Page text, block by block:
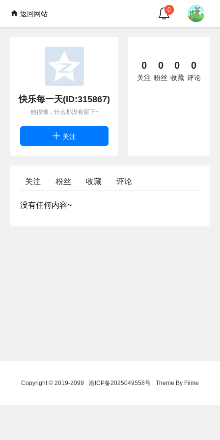
返回网站 0
快乐每一天(ID:315867)
他很懒，什么都没有留下~
关注
0
关注
0
粉丝
0
收藏
0
评论
关注 粉丝 收藏 评论
没有任何内容~
Copyright © 2019-2099 渝ICP备2025049558号 Theme By Fiime